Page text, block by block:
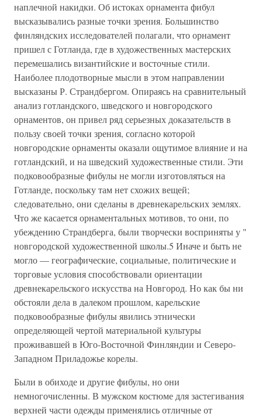
наплечной накидки. Об истоках орнамента фибул
высказывались разные точки зрения. Большинство
финляндских исследователей полагали, что орнамент
пришел с Готланда, где в художественных мастерских
перемешались византийские и восточные стили.
Наиболее плодотворные мысли в этом направлении
высказаны Р. Страндбергом. Опираясь на сравнительный
анализ готландского, шведского и новгородского
орнаментов, он привел ряд серьезных доказательств в
пользу своей точки зрения, согласно которой
новгородские орнаменты оказали ощутимое влияние и на
готландский, и на шведский художественные стили. Эти
подковообразные фибулы не могли изготовляться на
Готланде, поскольку там нет схожих вещей;
следовательно, они сделаны в древнекарельских землях.
Что же касается орнаментальных мотивов, то они, по
убеждению Страндберга, были творчески восприняты у "
новгородской художественной школы.5 Иначе и быть не
могло — географические, социальные, политические и
торговые условия способствовали ориентации
древнекарельского искусства на Новгород. Но как бы ни
обстояли дела в далеком прошлом, карельские
подковообразные фибулы явились этнически
определяющей чертой материальной культуры
проживавшей в Юго-Восточной Финляндии и Северо-
Западном Приладожье корелы.
Были в обиходе и другие фибулы, но они
немногочисленны. В мужском костюме для застегивания
верхней части одежды применялись отличные от